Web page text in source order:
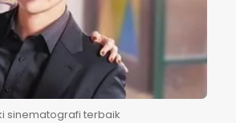
sinematografi terbaik